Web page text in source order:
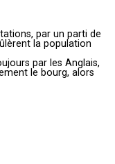
par un parti de
la population
par les Anglais,
le bourg, alors